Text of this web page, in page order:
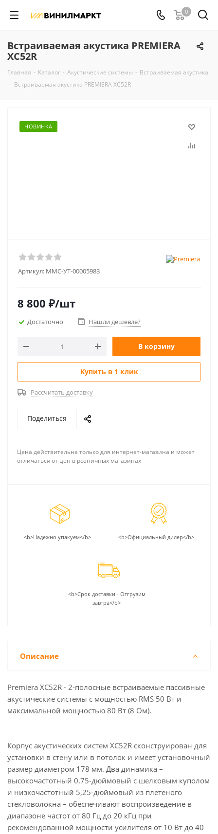
0
Встраиваемая акустика PREMIERA
XC52R
Главная - Каталог - Акустические системы - Встраиваемая акустика
- Встраиваемая акустика PREMIERA XC52R
НОВИНКА
Артикул: MMC-УТ-00005983
8 800 ₽/шт
Достаточно Нашли дешевле?
В корзину
Купить в 1 клик
Рассчитать доставку
Поделиться
Цена действительна только для интернет-магазина и может
отличаться от цен в розничных магазинах
<b>Надежно упакуем</b> <b>Официальный дилер</b>
<b>Срок доставки - Отгрузим
завтра</b>
Описание
Premiera XC52R - 2-полосные встраиваемые пассивные
акустические системы с мощностью RMS 50 Вт и
максимальной мощностью 80 Вт (8 Ом).
Корпус акустических систем XC52R сконструирован для
установки в стену или в потолок и имеет установочный
размер диаметром 178 мм. Два динамика –
высокочастотный 0,75-дюймовый с шелковым куполом
и низкочастотный 5,25-дюймовый из плетеного
стекловолокна – обеспечивают воспроизведение в
диапазоне частот от 80 Гц до 20 кГц при
рекомендованной мощности усилителя от 10 Вт до 40